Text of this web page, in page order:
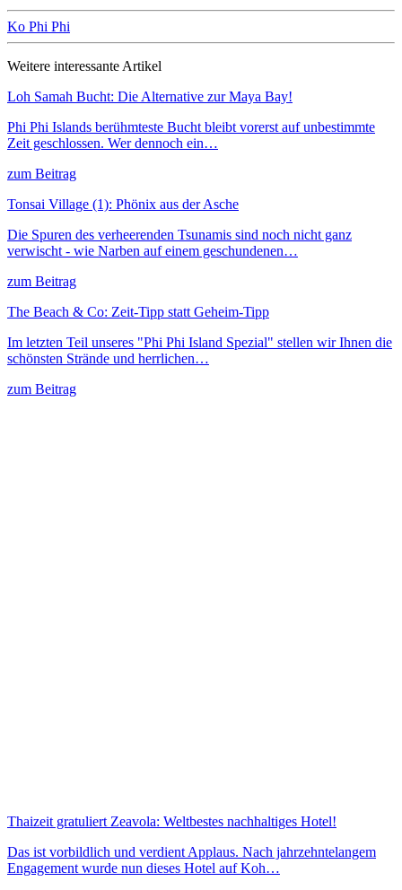
Ko Phi Phi
Weitere interessante Artikel
Loh Samah Bucht: Die Alternative zur Maya Bay!
Phi Phi Islands berühmteste Bucht bleibt vorerst auf unbestimmte
Zeit geschlossen. Wer dennoch ein…
zum Beitrag
Tonsai Village (1): Phönix aus der Asche
Die Spuren des verheerenden Tsunamis sind noch nicht ganz
verwischt - wie Narben auf einem geschundenen…
zum Beitrag
The Beach & Co: Zeit-Tipp statt Geheim-Tipp
Im letzten Teil unseres "Phi Phi Island Spezial" stellen wir Ihnen die
schönsten Strände und herrlichen…
zum Beitrag
Thaizeit gratuliert Zeavola: Weltbestes nachhaltiges Hotel!
Das ist vorbildlich und verdient Applaus. Nach jahrzehntelangem
Engagement wurde nun dieses Hotel auf Koh…